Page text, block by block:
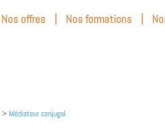
Nos offres | Nos formations |
> Médiateur conjugal